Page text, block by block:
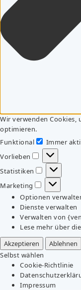
Wir verwenden Cookies,
optimieren.
Funktional
Immer
Vorlieben
Vorlieben
Statistiken
Statistiken
Marketing
Marketing
Optionen
Dienste verwalten
Verwalten von
Lese mehr über
Akzeptieren
Ablehnen
Selbst wählen
Cookie-Richtlinie
Impressum